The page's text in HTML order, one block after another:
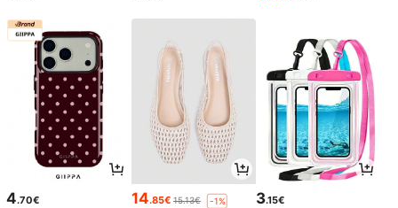
4.70€ 14.85€ 15.13€ -1% 3.15€